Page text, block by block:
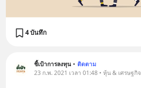
4 บันทึก
ชี้เป้าการลงทุน • ติดตาม
23 ก.พ. 2021 เวลา 01:48 • หุ้น & เศรษฐกิจ